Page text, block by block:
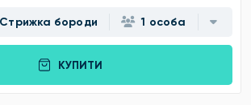
Стрижка бороди 1 особа
КУПИТИ